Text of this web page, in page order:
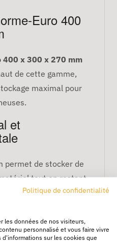
Euro 400
400 x 300 x 270 mm
de cette gamme,
maximal pour
et
permet de stocker de
tout en restant
Euro.
× 300 × 270 mm
Politique de confidentialité
les données de nos visiteurs,
personnalisé et vous faire vivre
sur les cookies que